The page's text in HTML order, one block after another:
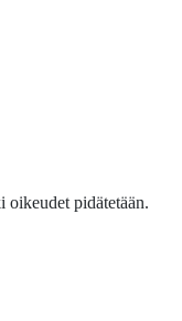
pidätetään.